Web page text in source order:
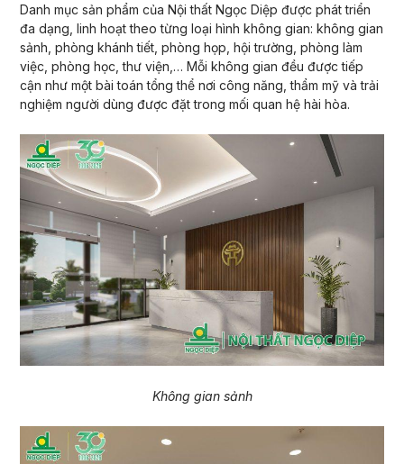
Danh mục sản phẩm của Nội thất Ngọc Diệp được phát triển
đa dạng, linh hoạt theo từng loại hình không gian: không gian
sảnh, phòng khánh tiết, phòng họp, hội trường, phòng làm
việc, phòng học, thư viện,… Mỗi không gian đều được tiếp
cận như một bài toán tổng thể nơi công năng, thẩm mỹ và trải
nghiệm người dùng được đặt trong mối quan hệ hài hòa.
Không gian sảnh